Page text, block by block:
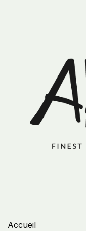
Accueil